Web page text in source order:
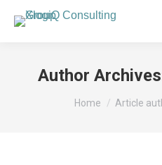
Author
Je bent hier:
Home Article